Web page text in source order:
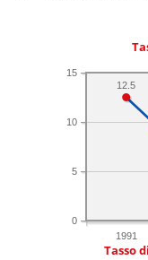
1991
0
5
10
15
12.5
Tasso